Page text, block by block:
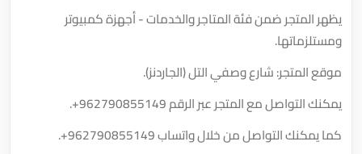
يظهر المتجر ضمن فئة المتاجر والخدمات - أجهزة كمبيوتر
ومستلزماتها.
موقع المتجر: شارع وصفي التل (الجاردنز).
يمكنك التواصل مع المتجر عبر الرقم+962790855149
.
كما يمكنك التواصل من خلال واتساب+962790855149
.